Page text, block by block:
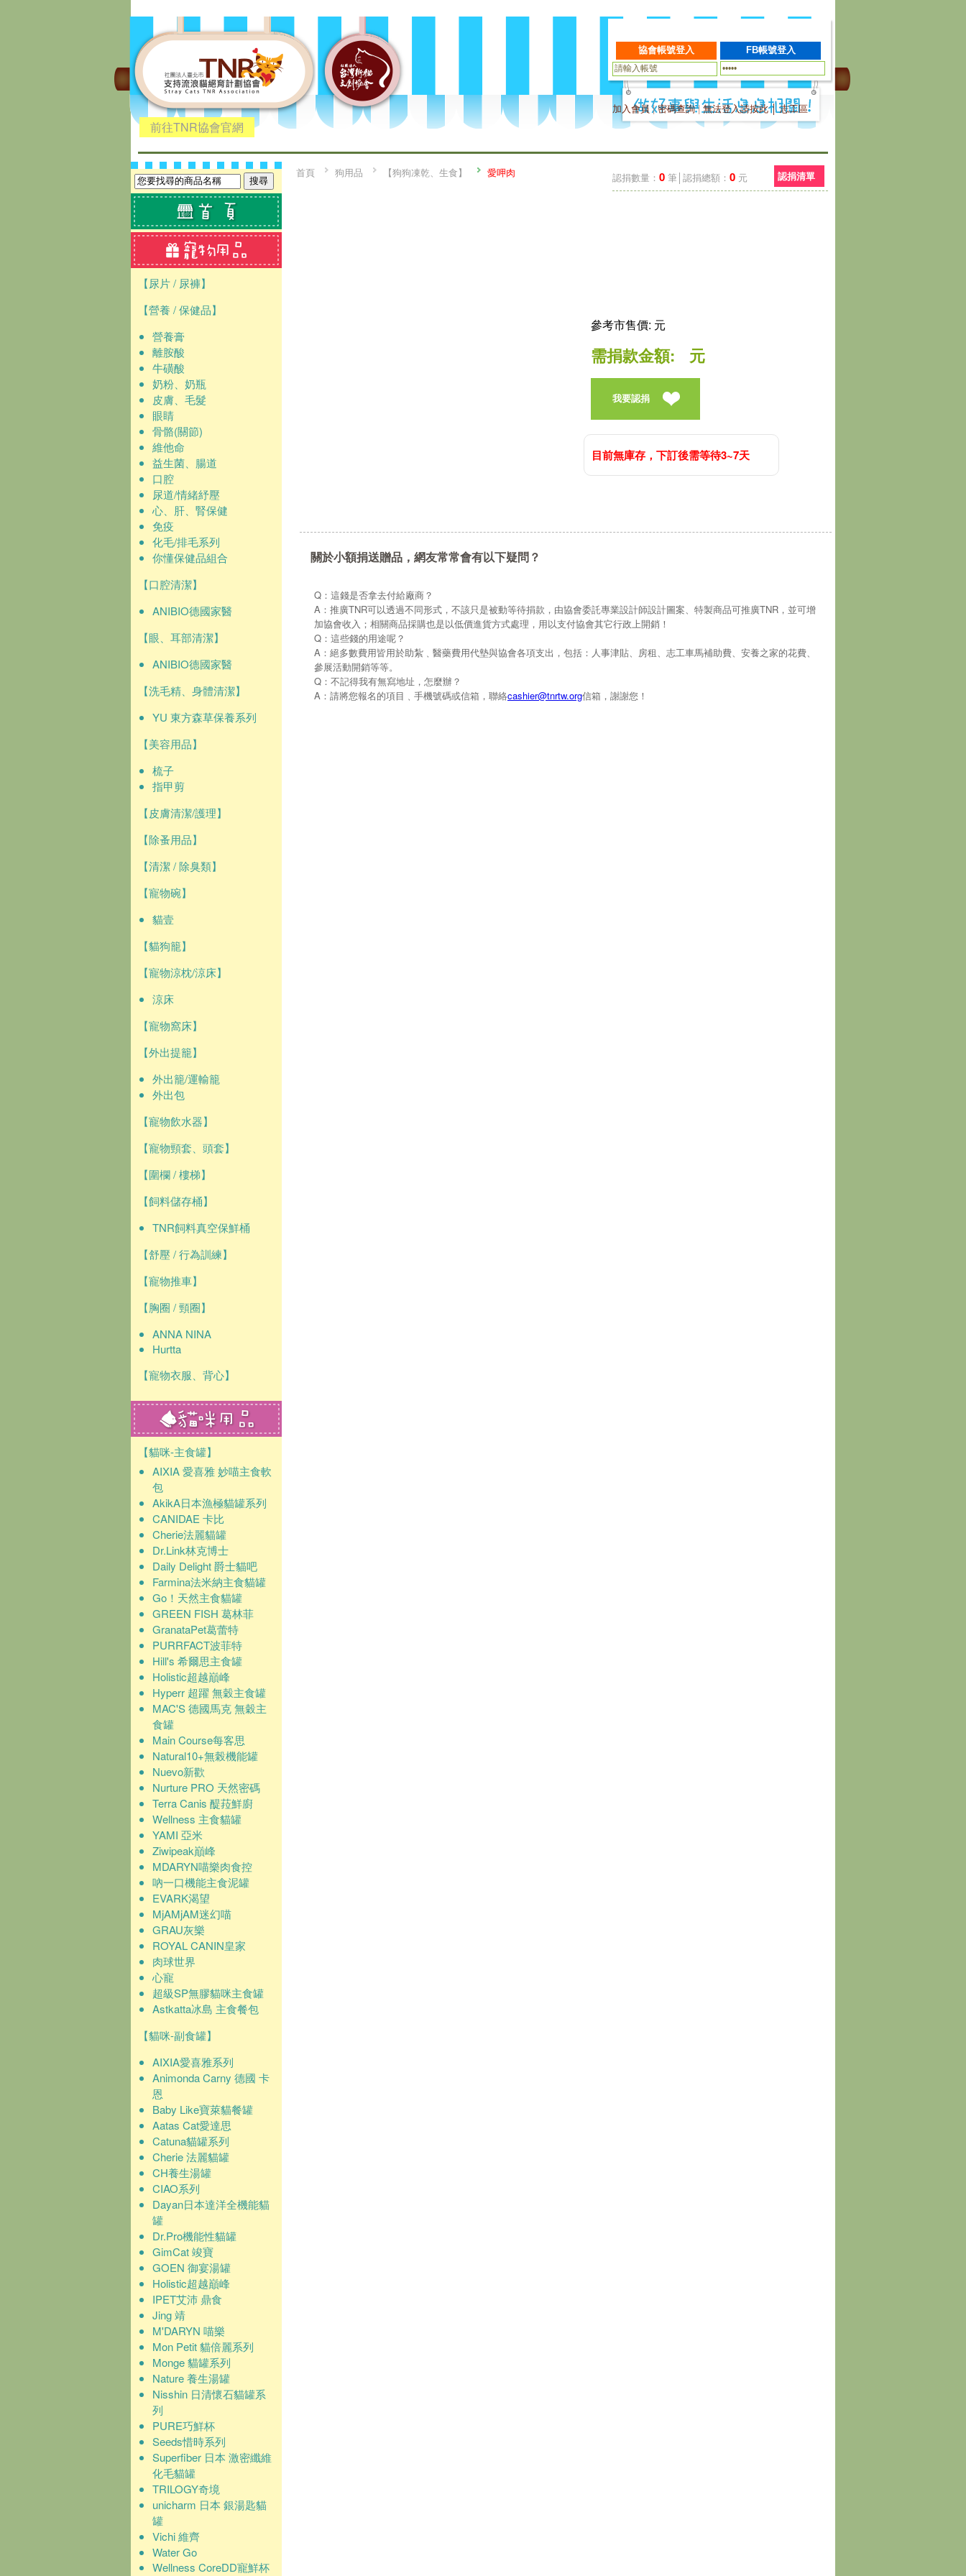
前往TNR協會官網
加入會員|密碼查詢|無法登入請按此│志工區
【尿片 / 尿褲】
【營養 / 保健品】
營養膏
離胺酸
牛磺酸
奶粉、奶瓶
皮膚、毛髮
眼睛
骨骼(關節)
維他命
益生菌、腸道
口腔
尿道/情緒紓壓
心、肝、腎保健
免疫
化毛/排毛系列
你懂保健品組合
【口腔清潔】
ANIBIO德國家醫
【眼、耳部清潔】
ANIBIO德國家醫
【洗毛精、身體清潔】
YU 東方森草保養系列
【美容用品】
梳子
指甲剪
【皮膚清潔/護理】
【除蚤用品】
【清潔 / 除臭類】
【寵物碗】
貓壹
【貓狗籠】
【寵物涼枕/涼床】
涼床
【寵物窩床】
【外出提籠】
外出籠/運輸籠
外出包
【寵物飲水器】
【寵物頸套、頭套】
【圍欄 / 樓梯】
【飼料儲存桶】
TNR飼料真空保鮮桶
【舒壓 / 行為訓練】
【寵物推車】
【胸圈 / 頸圈】
ANNA NINA
Hurtta
【寵物衣服、背心】
【貓咪-主食罐】
AIXIA 愛喜雅 妙喵主食軟
包
AkikA日本漁極貓罐系列
CANIDAE 卡比
Cherie法麗貓罐
Dr.Link林克博士
Daily Delight 爵士貓吧
Farmina法米納主食貓罐
Go！天然主食貓罐
GREEN FISH 葛林菲
GranataPet葛蕾特
PURRFACT波菲特
Hill's 希爾思主食罐
Holistic超越巔峰
Hyperr 超躍 無穀主食罐
MAC'S 德國馬克 無穀主
食罐
Main Course每客思
Natural10+無榖機能罐
Nuevo新歡
Nurture PRO 天然密碼
Terra Canis 醍菈鮮廚
Wellness 主食貓罐
YAMI 亞米
Ziwipeak巔峰
MDARYN喵樂肉食控
吶一口機能主食泥罐
EVARK渴望
MjAMjAM迷幻喵
GRAU灰樂
ROYAL CANIN皇家
肉球世界
心寵
超級SP無膠貓咪主食罐
Astkatta冰島 主食餐包
【貓咪-副食罐】
AIXIA愛喜雅系列
Animonda Carny 德國 卡
恩
Baby Like寶萊貓餐罐
Aatas Cat愛達思
Catuna貓罐系列
Cherie 法麗貓罐
CH養生湯罐
CIAO系列
Dayan日本達洋全機能貓
罐
Dr.Pro機能性貓罐
GimCat 竣寶
GOEN 御宴湯罐
Holistic超越巔峰
IPET艾沛 鼎食
Jing 靖
M'DARYN 喵樂
Mon Petit 貓倍麗系列
Monge 貓罐系列
Nature 養生湯罐
Nisshin 日清懷石貓罐系
列
PURE巧鮮杯
Seeds惜時系列
Superfiber 日本 激密纖維
化毛貓罐
TRILOGY奇境
unicharm 日本 銀湯匙貓
罐
Vichi 維齊
Water Go
Wellness CoreDD寵鮮杯
認捐數量： 0 筆│認捐總額： 0 元 認捐清單
首頁 狗用品 【狗狗凍乾、生食】 愛呷肉
參考市售價: 元
需捐款金額: 元
我要認捐
目前無庫存，下訂後需等待3~7天
關於小額捐送贈品，網友常常會有以下疑問？
Q：這錢是否拿去付給廠商？
A：推廣TNR可以透過不同形式，不該只是被動等待捐款，由協會委託專業設計師設計圖案、特製商品可推廣TNR，並可增
加協會收入；相關商品採購也是以低價進貨方式處理，用以支付協會其它行政上開銷！
Q：這些錢的用途呢？
A：絕多數費用皆用於助紮﹑醫藥費用代墊與協會各項支出，包括：人事津貼、房租、志工車馬補助費、安養之家的花費、
參展活動開銷等等。
Q：不記得我有無寫地址，怎麼辦？
A：請將您報名的項目﹑手機號碼或信箱，聯絡cashier@tnrtw.org信箱，謝謝您！